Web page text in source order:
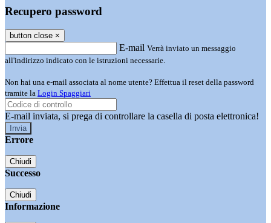
Recupero password
button close ×
E-mail Verrà inviato un messaggio
all'indirizzo indicato con le istruzioni necessarie.
Non hai una e-mail associata al nome utente? Effettua il reset della password
tramite la Login Spaggiari
E-mail inviata, si prega di controllare la casella di posta elettronica!
Errore
Chiudi
Successo
Chiudi
Informazione